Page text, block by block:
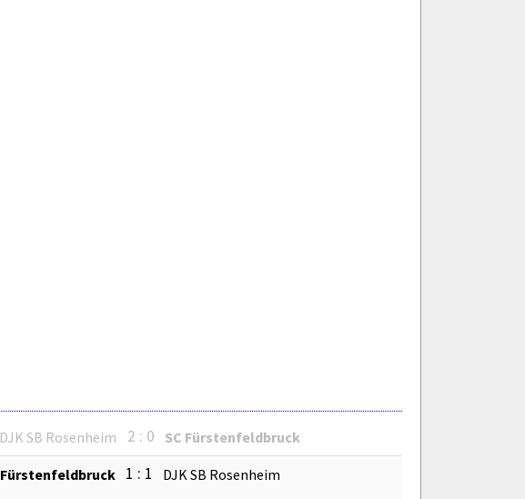
DJK SB Rosenheim 2 : 0 SC Fürstenfeldbruck
Fürstenfeldbruck 1 : 1
DJK SB Rosenheim